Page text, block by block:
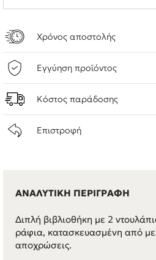
Χρόνος αποστολής
Εγγύηση προϊόντος
Κόστος παράδοσης
Επιστροφή
ΑΝΑΛΥΤΙΚΗ ΠΕΡΙΓΡΑΦΗ
Διπλή βιβλιοθήκη με 2
ράφια, κατασκευασμένη από
αποχρώσεις.